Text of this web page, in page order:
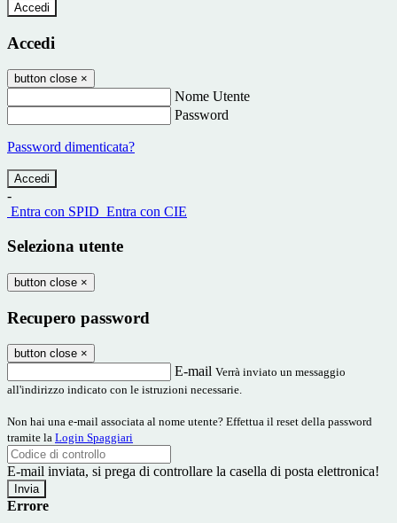
Accedi
Accedi
button close ×
Nome Utente
Password
Password dimenticata?
-
Entra con SPID Entra con CIE
Seleziona utente
button close ×
Recupero password
button close ×
E-mail Verrà inviato un messaggio
all'indirizzo indicato con le istruzioni necessarie.
Non hai una e-mail associata al nome utente? Effettua il reset della password
tramite la Login Spaggiari
E-mail inviata, si prega di controllare la casella di posta elettronica!
Errore